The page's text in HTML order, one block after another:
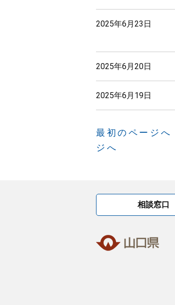
2025年6月23日
2025年6月20日
2025年6月19日
最初のページへ
ジへ
相談窓口